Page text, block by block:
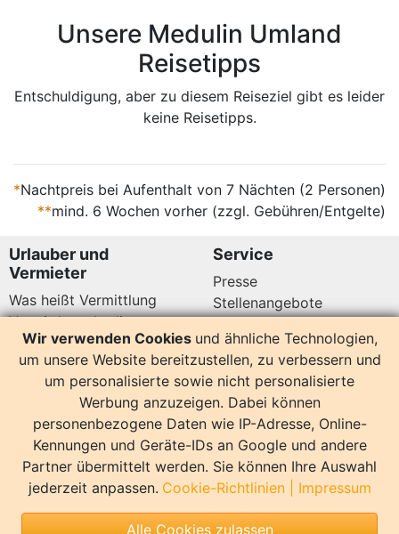
Unsere Medulin Umland
Reisetipps
Entschuldigung, aber zu diesem Reiseziel gibt es leider
keine Reisetipps.
*Nachtpreis bei Aufenthalt von 7 Nächten (2 Personen)
**mind. 6 Wochen vorher (zzgl. Gebühren/Entgelte)
Urlauber und
Vermieter
Was heißt Vermittlung
Vermittlungsbedingungen
Datenschutz
Service
Presse
Stellenangebote
Kundenbewertungen
14158 Bewertungen
Hier sind wir auch
Wir verwenden Cookies und ähnliche Technologien,
um unsere Website bereitzustellen, zu verbessern und
um personalisierte sowie nicht personalisierte
Werbung anzuzeigen. Dabei können
personenbezogene Daten wie IP-Adresse, Online-
Kennungen und Geräte-IDs an Google und andere
Partner übermittelt werden. Sie können Ihre Auswahl
jederzeit anpassen. Cookie-Richtlinien| Impressum
Alle Cookies zulassen